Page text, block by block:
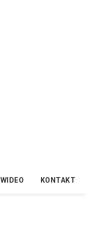
WIDEO KONTAKT